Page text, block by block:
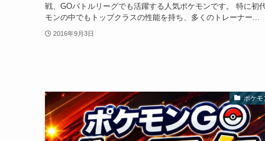
戦、GOバトルリーグでも活躍する人気ポケモンです。 特に初
モンの中でもトップクラスの性能を持ち、多くのトレーナー...
2016年9月3日
ポケモ